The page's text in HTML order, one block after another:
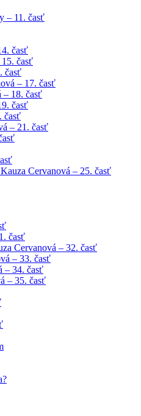
– 11. časť
časť
15. časť
časť
– 17. časť
– 18. časť
časť
časť
– 21. časť
Cervanová – 25. časť
časť
Cervanová – 32. časť
– 33. časť
– 34. časť
– 35. časť